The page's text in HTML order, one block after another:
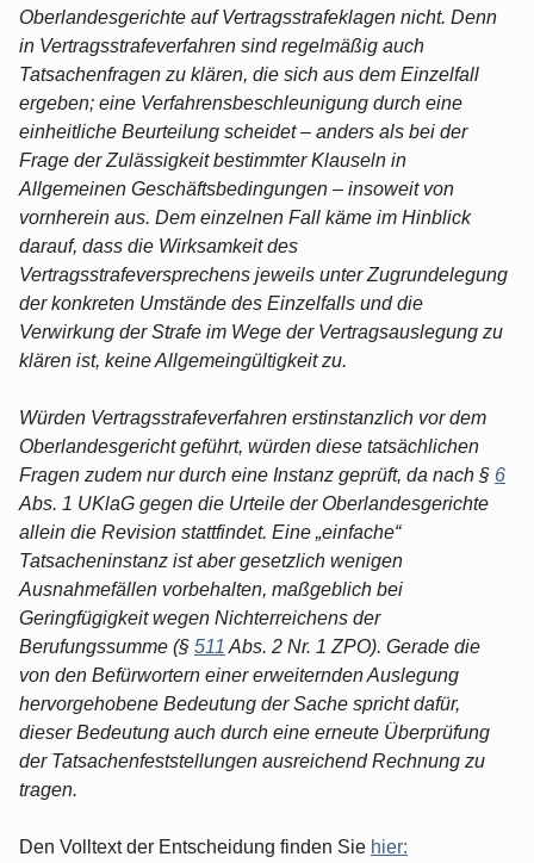
Oberlandesgerichte auf Vertragsstrafeklagen nicht. Denn
in Vertragsstrafeverfahren sind regelmäßig auch
Tatsachenfragen zu klären, die sich aus dem Einzelfall
ergeben; eine Verfahrensbeschleunigung durch eine
einheitliche Beurteilung scheidet – anders als bei der
Frage der Zulässigkeit bestimmter Klauseln in
Allgemeinen Geschäftsbedingungen – insoweit von
vornherein aus. Dem einzelnen Fall käme im Hinblick
darauf, dass die Wirksamkeit des
Vertragsstrafeversprechens jeweils unter Zugrundelegung
der konkreten Umstände des Einzelfalls und die
Verwirkung der Strafe im Wege der Vertragsauslegung zu
klären ist, keine Allgemeingültigkeit zu.
Würden Vertragsstrafeverfahren erstinstanzlich vor dem
Oberlandesgericht geführt, würden diese tatsächlichen
Fragen zudem nur durch eine Instanz geprüft, da nach § 6
Abs. 1 UKlaG gegen die Urteile der Oberlandesgerichte
allein die Revision stattfindet. Eine „einfache“
Tatsacheninstanz ist aber gesetzlich wenigen
Ausnahmefällen vorbehalten, maßgeblich bei
Geringfügigkeit wegen Nichterreichens der
Berufungssumme (§ 511 Abs. 2 Nr. 1 ZPO). Gerade die
von den Befürwortern einer erweiternden Auslegung
hervorgehobene Bedeutung der Sache spricht dafür,
dieser Bedeutung auch durch eine erneute Überprüfung
der Tatsachenfeststellungen ausreichend Rechnung zu
tragen.
Den Volltext der Entscheidung finden Sie hier: